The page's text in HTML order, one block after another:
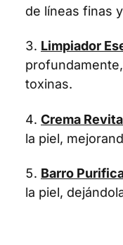
de líneas finas
Limpiador
toxinas.
Crema
la piel,
Barro
la piel,